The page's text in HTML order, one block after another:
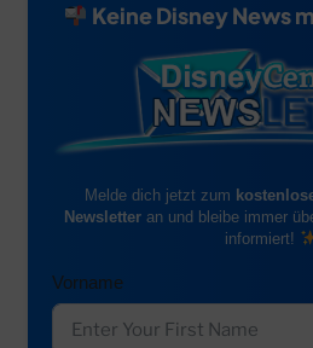
Keine Disney News
Melde dich jetzt zum
Newsletteran und bleibe immer
informiert!
Vorname